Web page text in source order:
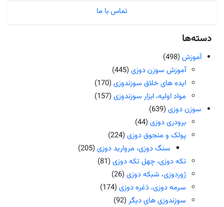
تماس با ما
دسته‌ها
آموزش (498)
آموزش سوزن دوزی (445)
ایده های خلاق سوزندوزی (170)
مواد اولیه، ابزار سوزندوزی (157)
سوزن دوزی (639)
برودری دوزی (44)
پولک و منجوق دوزی (224)
سنگ دوزی، مروارید دوزی(205)
تکه دوزی، چهل تکه دوزی (81)
ژوردوزی، شبکه دوزی (26)
سرمه دوزی، ذغره دوزی (174)
سوزندوزی های دیگر (92)